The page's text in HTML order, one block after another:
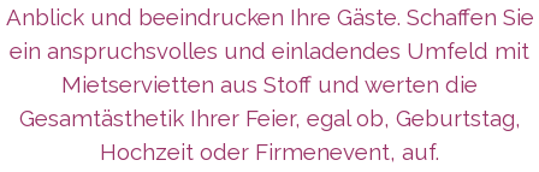
Anblick und beeindrucken Ihre Gäste. Schaffen Sie
ein anspruchsvolles und einladendes Umfeld mit
Mietservietten aus Stoff und werten die
Gesamtästhetik Ihrer Feier, egal ob, Geburtstag,
Hochzeit oder Firmenevent, auf.